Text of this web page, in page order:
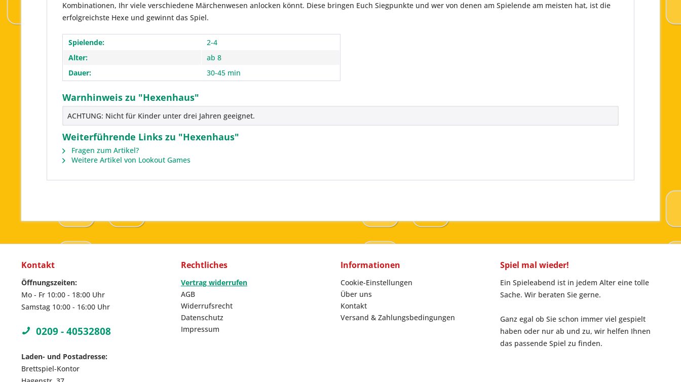
Kombinationen, Ihr viele verschiedene Märchenwesen anlocken könnt. Diese bringen Euch Siegpunkte und wer von denen am Spielende am meisten hat, ist die
erfolgreichste Hexe und gewinnt das Spiel.
Spielende:
2-4
Alter:
ab 8
Dauer:
30-45 min
Warnhinweis zu "Hexenhaus"
ACHTUNG: Nicht für Kinder unter drei Jahren geeignet.
Weiterführende Links zu "Hexenhaus"
Fragen zum Artikel?
Weitere Artikel von Lookout Games
Kontakt
Öffnungszeiten:
Mo - Fr 10:00 - 18:00 Uhr
Samstag 10:00 - 16:00 Uhr
0209 - 40532808
Laden- und Postadresse:
Brettspiel-Kontor
Rechtliches
Vertrag widerrufen
AGB
Widerrufsrecht
Datenschutz
Impressum
Informationen
Cookie-Einstellungen
Über uns
Kontakt
Versand & Zahlungsbedingungen
Spiel mal wieder!
Ein Spieleabend ist in jedem Alter eine tolle
Sache. Wir beraten Sie gerne.
Ganz egal ob Sie schon immer viel gespielt
haben oder nur ab und zu, wir helfen Ihnen
das passende Spiel zu finden.